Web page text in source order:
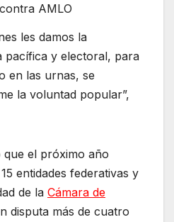
AMLO
les damos la
pacífica y electoral, para
en las urnas, se
la voluntad popular”,
el próximo año
entidades federativas y
de la Cámara de
disputa más de cuatro